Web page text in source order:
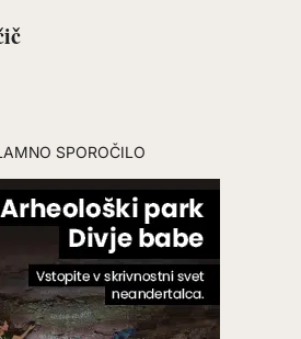
SPOROČILO